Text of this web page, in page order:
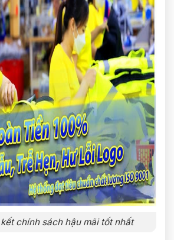
chính sách hậu mãi tốt nhất